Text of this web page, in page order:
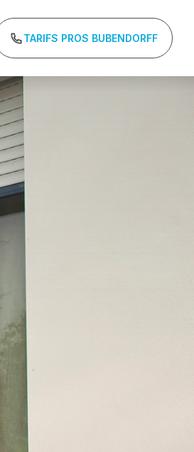
TARIFS PROS BUBENDORFF
technique chantier